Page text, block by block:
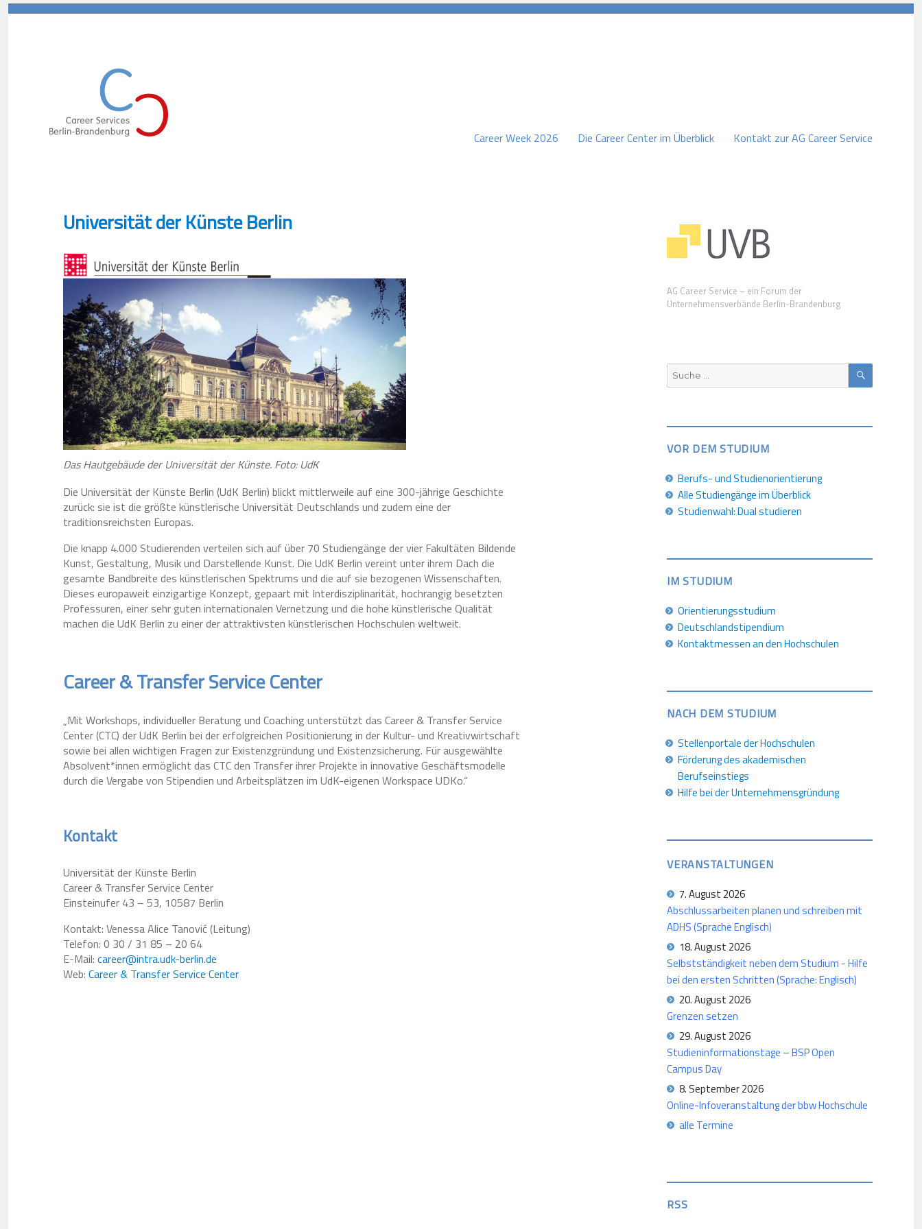
Career Week 2026 Die Career Center im Überblick Kontakt zur AG Career Service
Universität der Künste Berlin
Das Hautgebäude der Universität der Künste. Foto: UdK
Die Universität der Künste Berlin (UdK Berlin) blickt mittlerweile auf eine 300-jährige Geschichte
zurück: sie ist die größte künstlerische Universität Deutschlands und zudem eine der
traditionsreichsten Europas.
Die knapp 4.000 Studierenden verteilen sich auf über 70 Studiengänge der vier Fakultäten Bildende
Kunst, Gestaltung, Musik und Darstellende Kunst. Die UdK Berlin vereint unter ihrem Dach die
gesamte Bandbreite des künstlerischen Spektrums und die auf sie bezogenen Wissenschaften.
Dieses europaweit einzigartige Konzept, gepaart mit Inter­disziplinarität, hochrangig besetzten
Professuren, einer sehr guten internationalen Vernetzung und die hohe künstlerische Qualität
machen die UdK Berlin zu einer der attraktivsten künstlerischen Hochschulen weltweit.
Career & Transfer Service Center
„Mit Workshops, individueller Beratung und Coaching unterstützt das Career & Transfer Service
Center (CTC) der UdK Berlin bei der erfolgreichen Positionierung in der Kultur- und Kreativwirtschaft
sowie bei allen wichtigen Fragen zur Existenzgründung und Existenzsicherung. Für ausgewählte
Absolvent*innen ermöglicht das CTC den Transfer ihrer Projekte in innovative Geschäftsmodelle
durch die Vergabe von Stipendien und Arbeitsplätzen im UdK-eigenen Workspace UDKo.“
Kontakt
Universität der Künste Berlin
Career & Transfer Service Center
Einsteinufer 43 – 53, 10587 Berlin
Kontakt: Venessa Alice Tanović (Leitung)
Telefon: 0 30 / 31 85 – 20 64
E-Mail: career@intra.udk-berlin.de
Web: Career & Transfer Service Center
AG Career Service – ein Forum der
Unternehmensverbände Berlin-Brandenburg
Suche
nach:
SUCHEN
VOR DEM STUDIUM
Berufs- und Studienorientierung
Alle Studiengänge im Überblick
Studienwahl: Dual studieren
IM STUDIUM
Orientierungsstudium
Deutschlandstipendium
Kontaktmessen an den Hochschulen
NACH DEM STUDIUM
Stellenportale der Hochschulen
Förderung des akademischen
Berufseinstiegs
Hilfe bei der Unternehmensgründung
VERANSTALTUNGEN
7. August 2026
Abschlussarbeiten planen und schreiben mit
ADHS (Sprache Englisch)
18. August 2026
Selbstständigkeit neben dem Studium - Hilfe
bei den ersten Schritten (Sprache: Englisch)
20. August 2026
Grenzen setzen
29. August 2026
Studieninformationstage – BSP Open
Campus Day
8. September 2026
Online-Infoveranstaltung der bbw Hochschule
alle Termine
RSS